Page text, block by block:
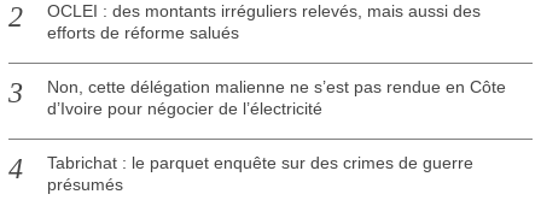
OCLEI : des montants irréguliers relevés, mais aussi des
efforts de réforme salués
Non, cette délégation malienne ne s’est pas rendue en Côte
d’Ivoire pour négocier de l’électricité
Tabrichat : le parquet enquête sur des crimes de guerre
présumés